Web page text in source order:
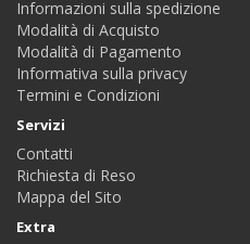
Informazioni sulla spedizione
Modalità di Acquisto
Modalità di Pagamento
Informativa sulla privacy
Termini e Condizioni
Servizi
Contatti
Richiesta di Reso
Mappa del Sito
Extra